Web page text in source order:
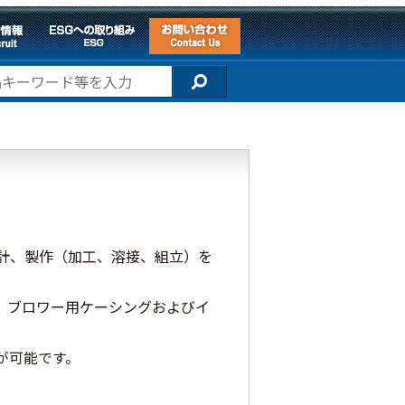
製作（加工、溶接、組立）を
ロワー用ケーシングおよびイ
能です。